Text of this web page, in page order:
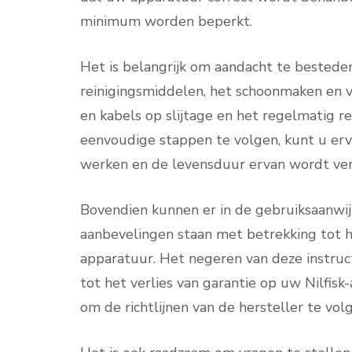
minimum worden beperkt.
Het is belangrijk om aandacht te
reinigingsmiddelen, het schoonmaken
en kabels op slijtage en het regelmatig
eenvoudige stappen te volgen, kunt u
werken en de levensduur ervan wordt
Bovendien kunnen er in de
aanbevelingen staan met betrekking tot
apparatuur. Het negeren van deze
tot het verlies van garantie op uw
om de richtlijnen van de hersteller te